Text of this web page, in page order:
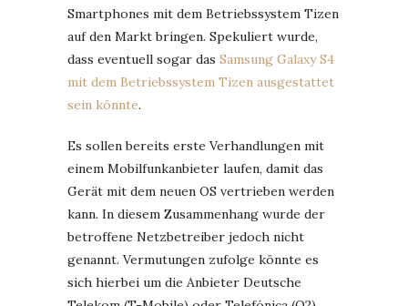
Smartphones mit dem Betriebssystem Tizen
auf den Markt bringen. Spekuliert wurde,
dass eventuell sogar das Samsung Galaxy S4
mit dem Betriebssystem Tizen ausgestattet
sein könnte.
Es sollen bereits erste Verhandlungen mit
einem Mobilfunkanbieter laufen, damit das
Gerät mit dem neuen OS vertrieben werden
kann. In diesem Zusammenhang wurde der
betroffene Netzbetreiber jedoch nicht
genannt. Vermutungen zufolge könnte es
sich hierbei um die Anbieter Deutsche